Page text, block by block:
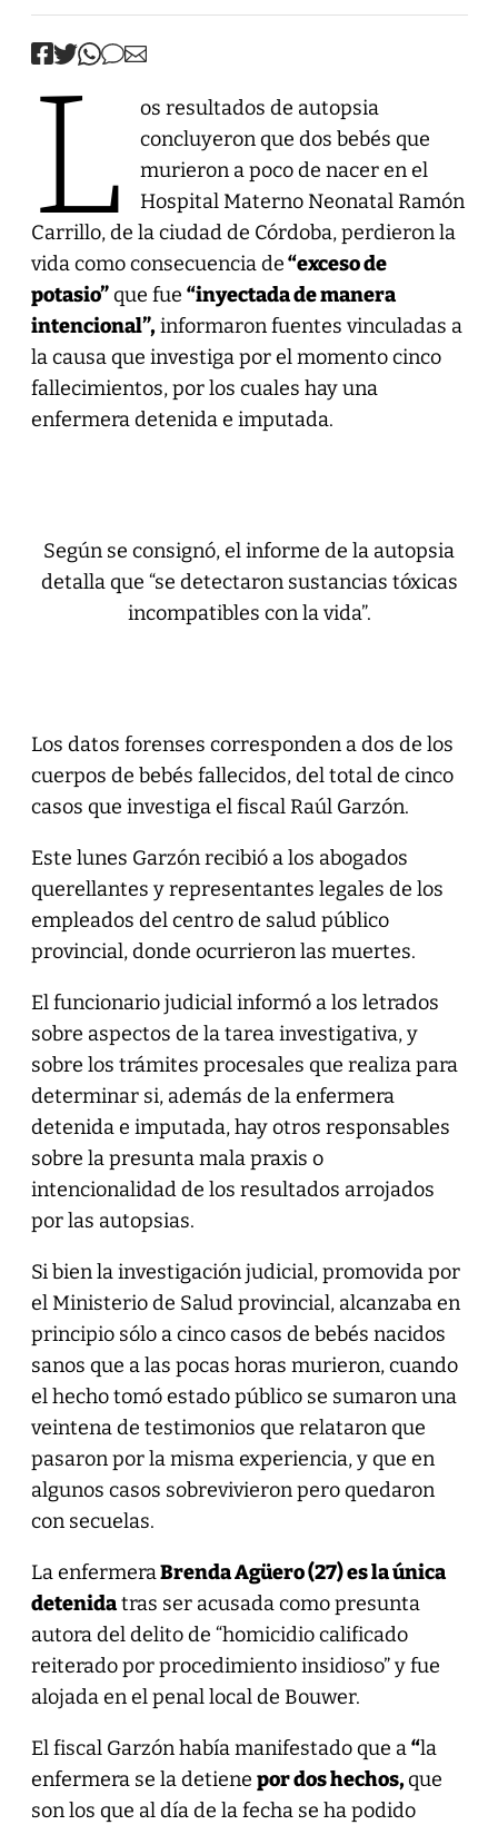
L
os resultados de autopsia
concluyeron que dos bebés que
murieron a poco de nacer en el
Hospital Materno Neonatal Ramón
Carrillo, de la ciudad de Córdoba, perdieron la
vida como consecuencia de“exceso de
potasio”que fue “inyectada de manera
intencional”,informaron fuentes vinculadas a
la causa que investiga por el momento cinco
fallecimientos, por los cuales hay una
enfermera detenida e imputada.
Según se consignó, el informe de la autopsia
detalla que “se detectaron sustancias tóxicas
incompatibles con la vida”.
Los datos forenses corresponden a dos de los
cuerpos de bebés fallecidos, del total de cinco
casos que investiga el fiscal Raúl Garzón.
Este lunes Garzón recibió a los abogados
querellantes y representantes legales de los
empleados del centro de salud público
provincial, donde ocurrieron las muertes.
El funcionario judicial informó a los letrados
sobre aspectos de la tarea investigativa, y
sobre los trámites procesales que realiza para
determinar si, además de la enfermera
detenida e imputada, hay otros responsables
sobre la presunta mala praxis o
intencionalidad de los resultados arrojados
por las autopsias.
Si bien la investigación judicial, promovida por
el Ministerio de Salud provincial, alcanzaba en
principio sólo a cinco casos de bebés nacidos
sanos que a las pocas horas murieron, cuando
el hecho tomó estado público se sumaron una
veintena de testimonios que relataron que
pasaron por la misma experiencia, y que en
algunos casos sobrevivieron pero quedaron
con secuelas.
La enfermeraBrenda Agüero (27) es la única
detenidatras ser acusada como presunta
autora del delito de “homicidio calificado
reiterado por procedimiento insidioso” y fue
alojada en el penal local de Bouwer.
El fiscal Garzón había manifestado que a“la
enfermera se la detiene por dos hechos,que
son los que al día de la fecha se ha podido